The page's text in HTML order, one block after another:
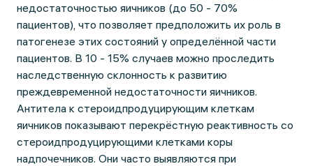
недостаточностью яичников (до 50 - 70%
пациентов), что позволяет предположить их роль в
патогенезе этих состояний у определённой части
пациентов. В 10 - 15% случаев можно проследить
наследственную склонность к развитию
преждевременной недостаточности яичников.
Антитела к стероидпродуцирующим клеткам
яичников показывают перекрёстную реактивность со
стероидпродуцирующими клетками коры
надпочечников. Они часто выявляются при